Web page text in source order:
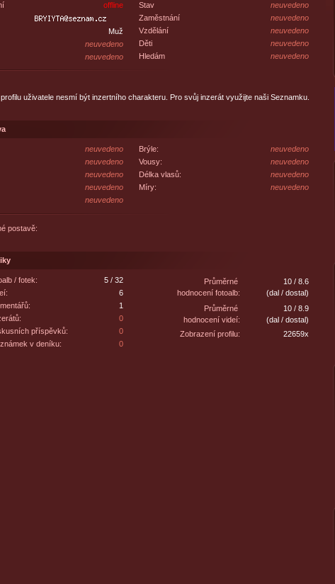
offline
Muž
neuvedeno
neuvedeno
Stav
neuvedeno
Zaměstnání
neuvedeno
Vzdělání
neuvedeno
Děti
neuvedeno
Hledám
neuvedeno
uživatele nesmí být inzertního charakteru. Pro svůj inzerát využijte naši Seznamku.
neuvedeno
neuvedeno
neuvedeno
neuvedeno
neuvedeno
Brýle:
neuvedeno
Vousy:
neuvedeno
Délka vlasů:
neuvedeno
Míry:
neuvedeno
postavě:
/ fotek:
5 / 32
6
1
0
příspěvků:
0
v deníku:
0
Průměrné
hodnocení fotoalb:
10 / 8.6
(dal / dostal)
Průměrné
hodnocení videí:
10 / 8.9
(dal / dostal)
Zobrazení profilu:
22659x